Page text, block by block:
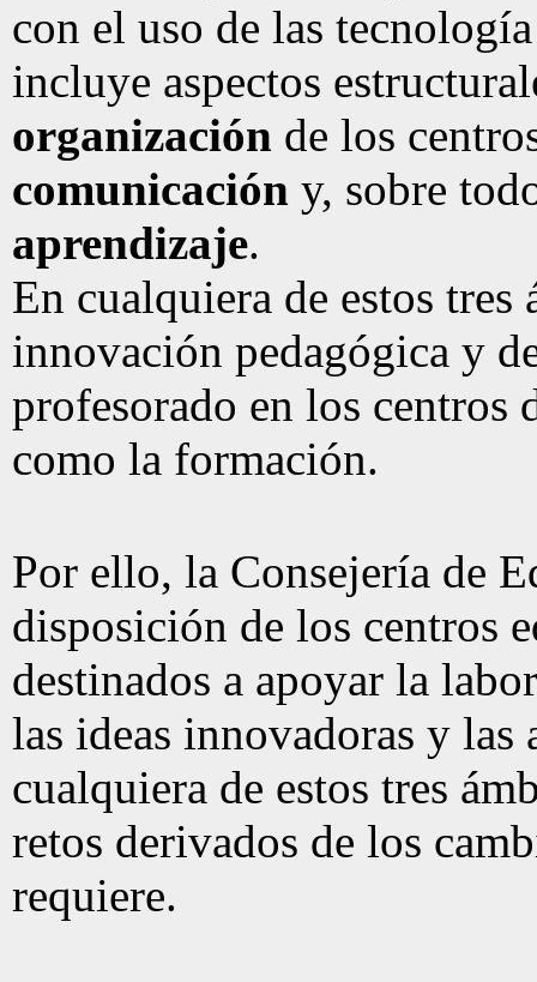
con el uso de las
incluye aspectos
organización de los
comunicación y, sobre
aprendizaje.
En cualquiera de estos
innovación pedagógica y
profesorado en los centros
como la formación.
Por ello, la Consejería de
disposición de los centros
destinados a apoyar la
las ideas innovadoras y las
cualquiera de estos tres
retos derivados de los
requiere.